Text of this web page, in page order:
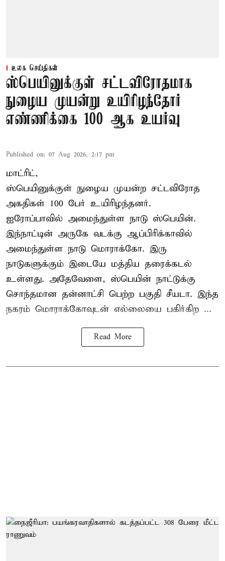
உலக செய்திகள்
ஸ்பெயினுக்குள் சட்டவிரோதமாக
நுழைய முயன்று உயிரிழந்தோர்
எண்ணிக்கை 100 ஆக உயர்வு
Published on: 07 Aug 2026, 2:17 pm
மாட்ரிட்,
ஸ்பெயினுக்குள் நுழைய முயன்ற சட்டவிரோத
அகதிகள் 100 பேர் உயிரிழந்தனர்.
ஐரோப்பாவில் அமைந்துள்ள நாடு ஸ்பெயின்.
இந்நாட்டின் அருகே வடக்கு ஆப்பிரிக்காவில்
அமைந்துள்ள நாடு மொராக்கோ. இரு
நாடுகளுக்கும் இடையே மத்திய தரைக்கடல்
உள்ளது. அதேவேளை, ஸ்பெயின் நாட்டுக்கு
சொந்தமான தன்னாட்சி பெற்ற பகுதி சீயடா. இந்த
நகரம் மொராக்கோவுடன் எல்லையை பகிர்கிற ...
Read More